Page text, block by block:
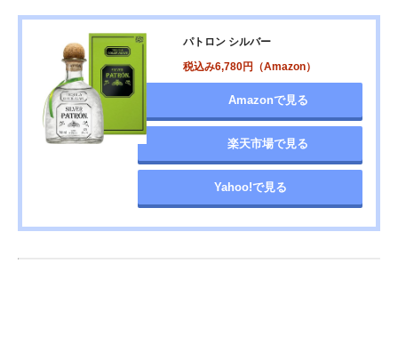
パトロン シルバー
税込み6,780円（Amazon）
Amazonで見る
楽天市場で見る
Yahoo!で見る